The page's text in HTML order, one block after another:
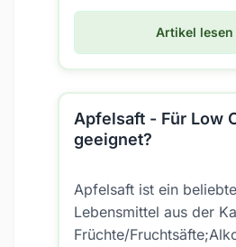
Artikel
Apfelsaft - Für Low
geeignet?
Apfelsaft ist ein
Lebensmittel aus der
Früchte/